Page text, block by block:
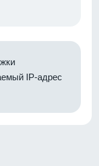
IP-адрес